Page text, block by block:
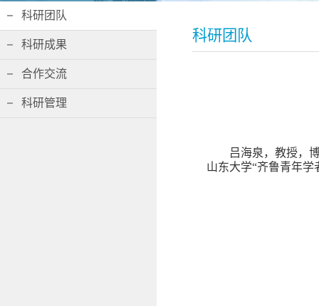
科研团队
科研成果
合作交流
科研管理
科研团队
吕海泉，教授，
山东大学“齐鲁青年学